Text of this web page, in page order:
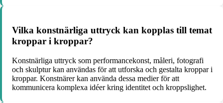
Vilka konstnärliga uttryck kan kopplas till temat
kroppar i kroppar?
Konstnärliga uttryck som performancekonst, måleri, fotografi
och skulptur kan användas för att utforska och gestalta kroppar i
kroppar. Konstnärer kan använda dessa medier för att
kommunicera komplexa idéer kring identitet och kroppslighet.